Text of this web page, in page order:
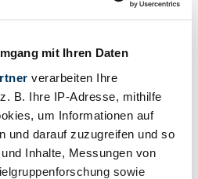
mit Ihren Daten
verarbeiten Ihre
B. Ihre IP-Adresse, mithilfe
um Informationen auf
und darauf zuzugreifen und so
Inhalte, Messungen von
sowie
corrispondenti alla tua ricerca.